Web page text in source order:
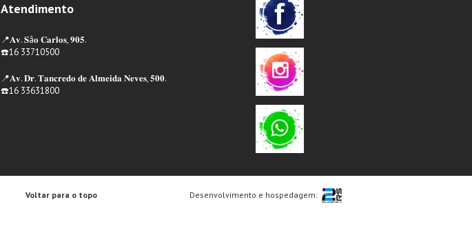
Atendimento
📍𝐀𝐯. 𝐒ã𝐨 𝐂𝐚𝐫𝐥𝐨𝐬, 𝟗𝟎𝟓.
☎️16 33710500
📍𝐀𝐯. 𝐃𝐫. 𝐓𝐚𝐧𝐜𝐫𝐞𝐝𝐨 𝐝𝐞 𝐀𝐥𝐦𝐞𝐢𝐝𝐚 𝐍𝐞𝐯𝐞𝐬, 𝟓𝟎𝟎.
☎️16 33631800
Desenvolvimento e hospedagem:
Voltar para o topo